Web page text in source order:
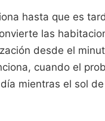
hasta que es
las
desde el
cuando el
mientras el sol